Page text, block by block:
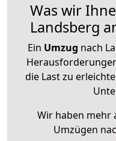
Was wir
Landsberg
Ein Umzug nach
die Last zu
Wir haben mehr
Umzügen